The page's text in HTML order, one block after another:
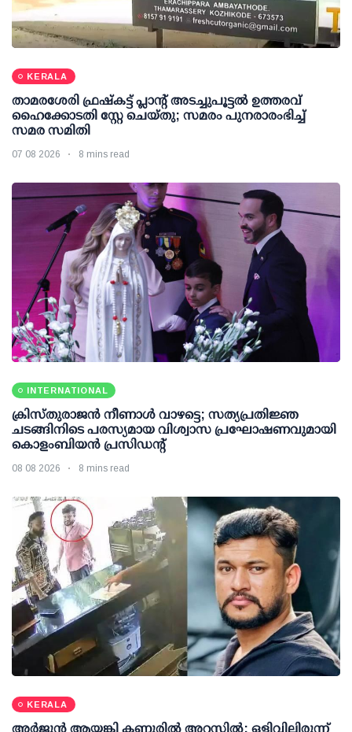
KERALA
താമരശേരി ഫ്രഷ്കട്ട് പ്ലാന്റ് അടച്ചുപൂട്ടൽ ഉത്തരവ്
ഹൈക്കോടതി സ്റ്റേ ചെയ്തു; സമരം പുനരാരംഭിച്ച്
സമര സമിതി
07 08 2026 8 mins read
INTERNATIONAL
ക്രിസ്തുരാജൻ നീണാൾ വാഴട്ടെ; സത്യപ്രതിജ്ഞ
ചടങ്ങിനിടെ പരസ്യമായ വിശ്വാസ പ്രഘോഷണവുമായി
കൊളംബിയൻ പ്രസിഡന്റ്
08 08 2026 8 mins read
KERALA
അര്‍ജുന്‍ ആയങ്കി കണ്ണൂരില്‍ അറസ്റ്റില്‍; ഒളിവിലിരുന്ന്